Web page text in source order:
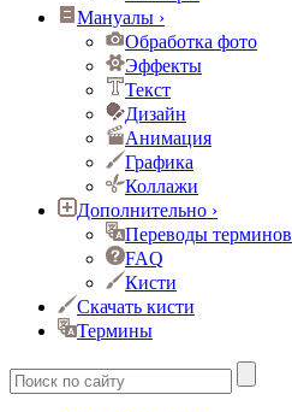
Мануалы ›
Обработка фото
Эффекты
Текст
Дизайн
Анимация
Графика
Коллажи
Дополнительно ›
Переводы терминов
FAQ
Кисти
Скачать кисти
Термины